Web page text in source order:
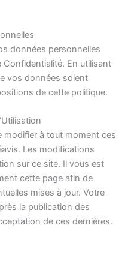
données personnelles
En utilisant
vos données soient
de cette politique.
modifier à tout moment ces
Les modifications
sur ce site. Il vous est
cette page afin de
mises à jour. Votre
la publication des
de ces dernières.